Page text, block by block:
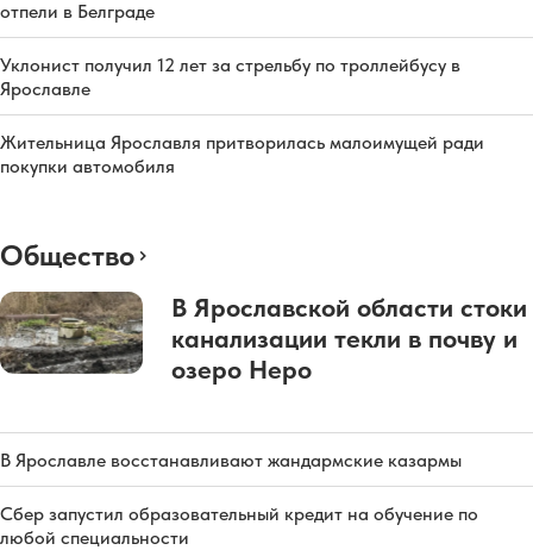
отпели в Белграде
Уклонист получил 12 лет за стрельбу по троллейбусу в
Ярославле
Жительница Ярославля притворилась малоимущей ради
покупки автомобиля
Общество
В Ярославской области стоки
канализации текли в почву и
озеро Неро
В Ярославле восстанавливают жандармские казармы
Сбер запустил образовательный кредит на обучение по
любой специальности